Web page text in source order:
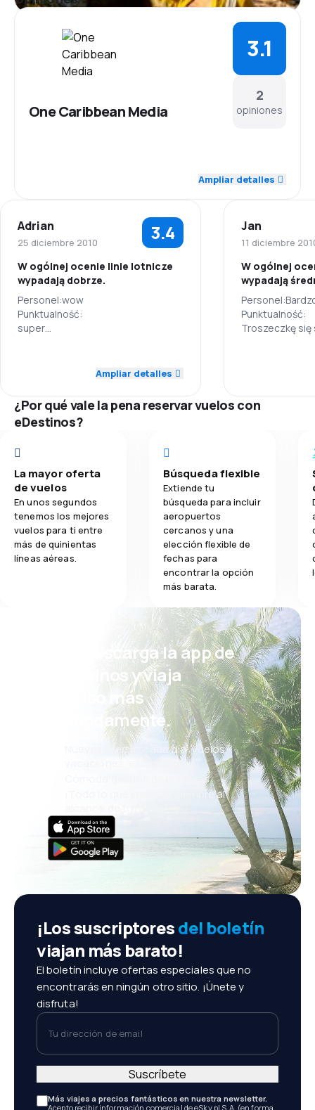
One Caribbean Media
2
opiniones
3.1
Red de conexiones
Precio del billete 3.0
Comodidad de viaje 3.0
Ampliar detalles
Adrian
25 diciembre 2010 3.4
W ogólnej ocenie linie lotnicze
wypadają dobrze.
Personel:wow
Punktualność:
super
Komfort podróży:
eclusive
Przewóz bagażu:
Posiłki:
do zjedzenia
Red de conexiones
3.0
Comodidad de viaje 3.0
Transporte de equipaje 4.0
Comidas 3.0
Ampliar detalles
Jan
11 diciembre
W ogólnej
wypadają
Punktualność:
Troszeczkę się
Siedzenia
O jedzeniu bez
Precio del
Comodidad
Transporte
¿Por qué vale la pena reservar vuelos con
eDestinos?
La mayor oferta
de vuelos
En unos segundos
tenemos los mejores
vuelos para ti entre
más de quinientas
líneas aéreas.
Búsqueda flexible
Extiende tu
búsqueda para incluir
aeropuertos
cercanos y una
elección flexible de
fechas para
encontrar la opción
más barata.
¡Eh! Descarga la app de
eDestinos y viaja
incluso más
cómodamente.
Nuevas ofertas cada día: vuelos,
vacaciones, escapadas
Cómoda gestión de reservas
¡Todo lo que importa, siempre al
¡Los suscriptoresdel boletín
viajan más barato!
El boletín incluye ofertas especiales que no
encontrarás en ningún otro sitio. ¡Únete y
disfruta!
Tu dirección de email
Más viajes a precios fantásticos en nuestra newsletter.
Acepto recibir información comercial de eSky.pl S.A. (en forma
Suscríbete